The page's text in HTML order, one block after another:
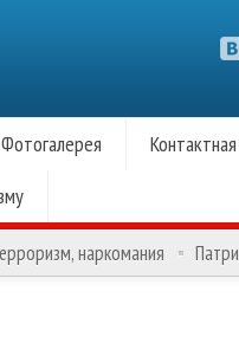
Фотогалерея
наркомания